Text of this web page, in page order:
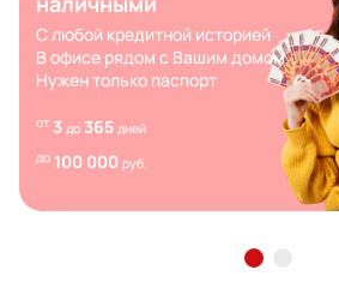
С любой кредитной историей
В офисе рядом с Вашим домом
Нужен только паспорт
от 3 до 365 дней
до 100 000 руб.